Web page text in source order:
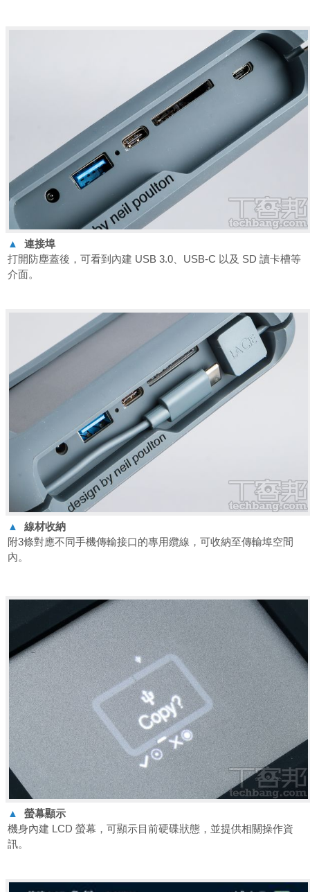
▲
連接埠
打開防塵蓋後，可看到內建 USB 3.0、USB-C 以及 SD 讀卡槽等
介面。
▲
線材收納
附3條對應不同手機傳輸接口的專用纜線，可收納至傳輸埠空間
內。
▲
螢幕顯示
機身內建 LCD 螢幕，可顯示目前硬碟狀態，並提供相關操作資
訊。